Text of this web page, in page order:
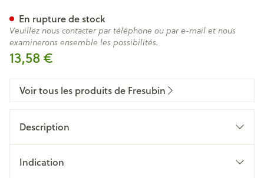
13,58 €
En rupture de stock
Veuillez nous contacter par téléphone ou par e-mail et nous
examinerons ensemble les possibilités.
Voir tous les produits de Fresubin
Description
Indication